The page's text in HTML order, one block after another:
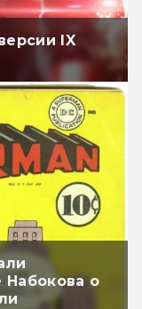
IX
Набокова о